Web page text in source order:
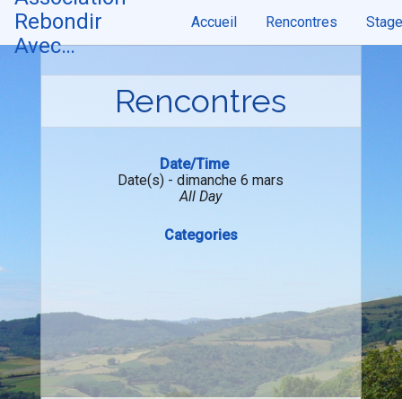
Skip
content
Rebondir
Avec…
Accueil Rencontres
Rencontres
Date/Time
Date(s) - dimanche 6 mars
All Day
Categories